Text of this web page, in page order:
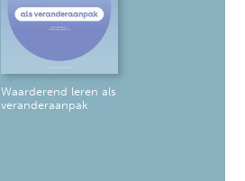
Waarderend leren als
veranderaanpak